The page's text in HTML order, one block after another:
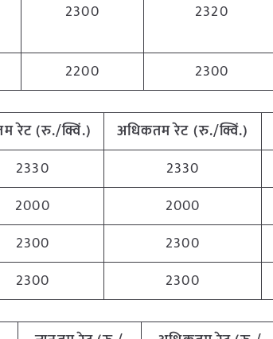
2300 2320
2200 2300
रेट (रु./क्विं.) अधिकतम रेट (रु./क्विं.)
2330 2330
2000 2000
2300 2300
2300 2300